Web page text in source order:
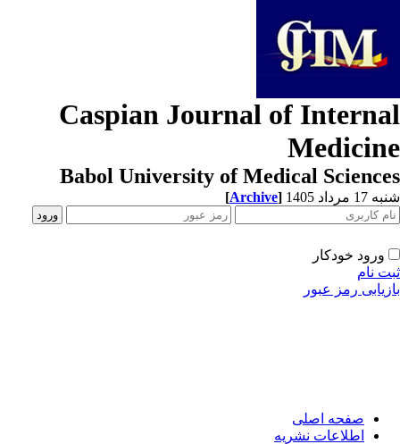
Caspian Journal of
Babol University of Medical
مرداد 1405 [Archive]
ورود خودکار
نام
رمز عبور
صفحه اصلی
اطلاعات نشریه